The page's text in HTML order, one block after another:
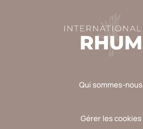
Qui sommes-nous
Gérer les cookies